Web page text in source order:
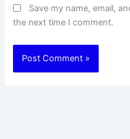
Save my name, email,
the next time I comment.